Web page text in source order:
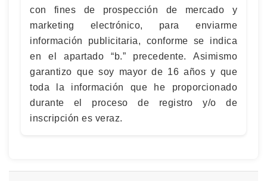
con fines de prospección de mercado y
marketing electrónico, para enviarme
información publicitaria, conforme se indica
en el apartado “b.” precedente. Asimismo
garantizo que soy mayor de 16 años y que
toda la información que he proporcionado
durante el proceso de registro y/o de
inscripción es veraz.